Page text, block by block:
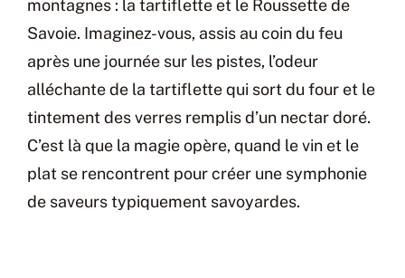
montagnes : la tartiflette et le Roussette de
Savoie. Imaginez-vous, assis au coin du feu
après une journée sur les pistes, l’odeur
alléchante de la tartiflette qui sort du four et le
tintement des verres remplis d’un nectar doré.
C’est là que la magie opère, quand le vin et le
plat se rencontrent pour créer une symphonie
de saveurs typiquement savoyardes.